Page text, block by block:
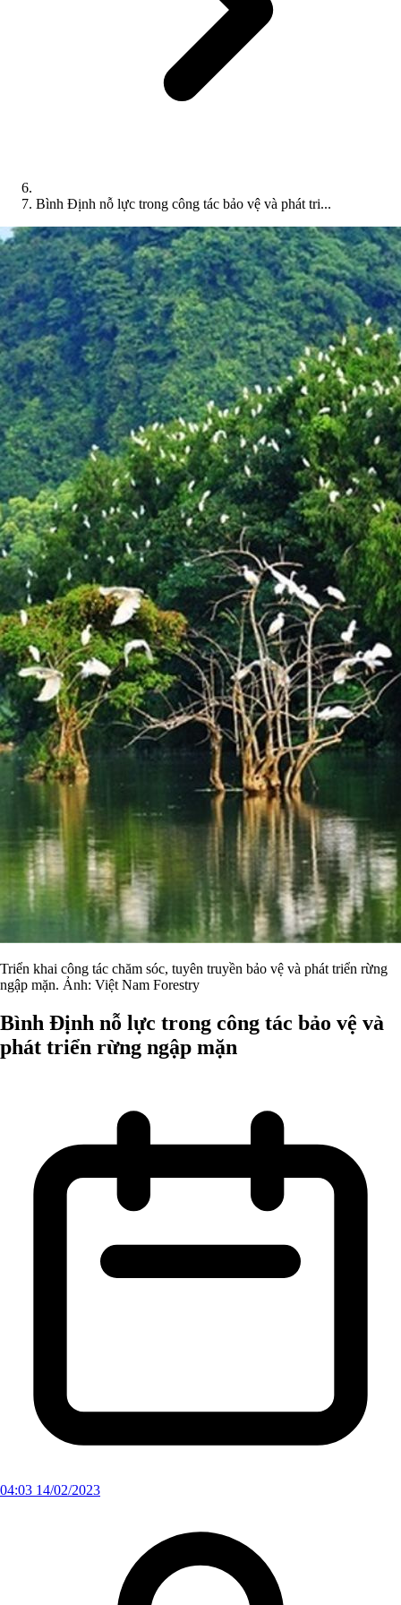
Bình Định nỗ lực trong công tác bảo vệ và phát tri...
Triển khai công tác chăm sóc, tuyên truyền bảo vệ và phát triển rừng
ngập mặn. Ảnh: Việt Nam Forestry
Bình Định nỗ lực trong công tác bảo vệ và
phát triển rừng ngập mặn
04:03 14/02/2023